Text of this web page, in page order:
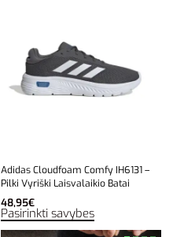
Adidas Cloudfoam Comfy IH6131 –
Pilki Vyriški Laisvalaikio Batai
48,95€
Pasirinkti savybes